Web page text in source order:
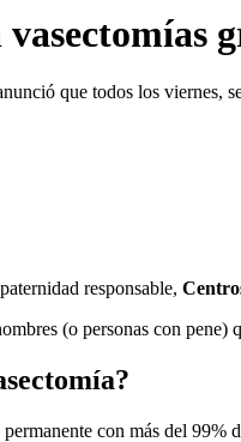
que todos los viernes,
responsable,
(o personas con
con más del 99%